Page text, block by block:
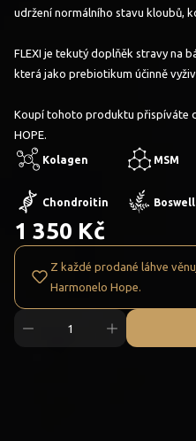
udržení normálního stavu kloubů,
FLEXI je tekutý doplňěk stravy na
která jako prebiotikum účinně
Koupí tohoto produktu přispíváte
HOPE.
Kolagen MSM
Chondroitin
1 350 Kč
Z každé prodané láhve
Harmonelo Hope.